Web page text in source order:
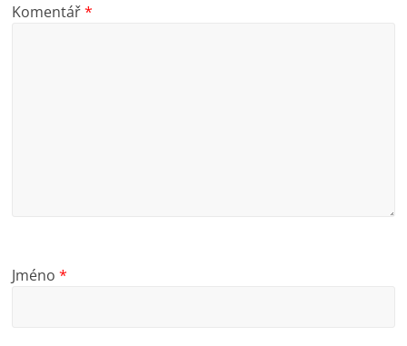
Komentář*
Jméno*